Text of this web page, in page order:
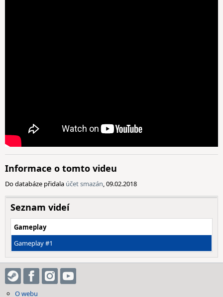
Informace o tomto videu
Do databáze přidala účet smazán, 09.02.2018
Seznam videí
Gameplay
Gameplay #1
O webu